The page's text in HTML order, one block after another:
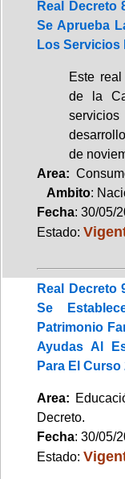
Real Decreto
Se Aprueba
Los Servicios
Este
de la
de
Area:
Ambito:
Fecha: 30/05/
Estado:
Real Decreto
Se
Patrimonio
Ayudas Al
Para El Curso
Area:
Decreto.
Fecha: 30/05/
Estado: